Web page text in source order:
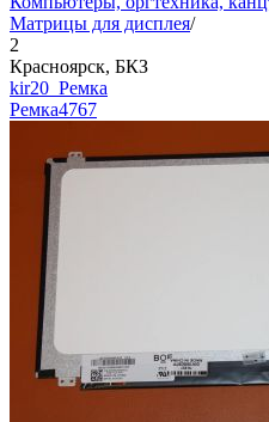
Матрицы для дисплея/
2
Красноярск, БКЗ
kir20_Ремка
Ремка4767